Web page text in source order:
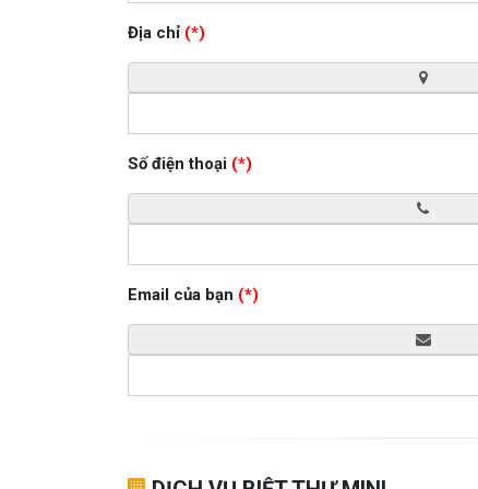
Địa chỉ (*)
Số điện thoại (*)
Email của bạn (*)